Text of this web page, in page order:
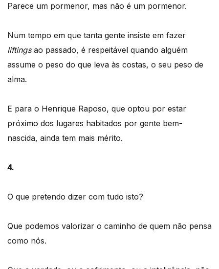
Parece um pormenor, mas não é um pormenor.
Num tempo em que tanta gente insiste em fazer
liftingsao passado, é respeitável quando alguém
assume o peso do que leva às costas, o seu peso de
alma.
E para o Henrique Raposo, que optou por estar
próximo dos lugares habitados por gente bem-
nascida, ainda tem mais mérito.
4.
O que pretendo dizer com tudo isto?
Que podemos valorizar o caminho de quem não pensa
como nós.